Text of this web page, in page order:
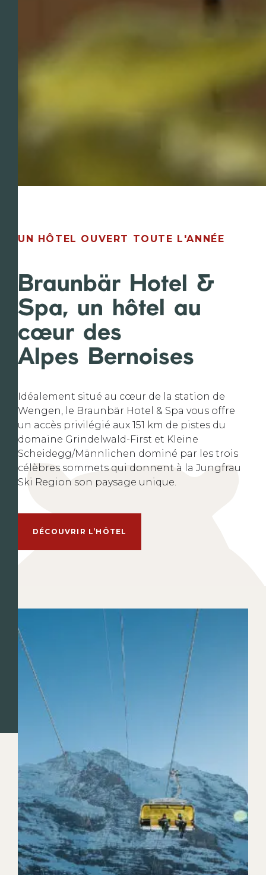
UN HÔTEL OUVERT TOUTE L'ANNÉE
Braunbär Hotel &
Spa, un hôtel au
cœur des
Alpes Bernoises
Idéalement situé au cœur de la station de
Wengen, le Braunbär Hotel & Spa vous offre
un accès privilégié aux 151 km de pistes du
domaine Grindelwald-First et Kleine
Scheidegg/Männlichen dominé par les trois
célèbres sommets qui donnent à la Jungfrau
Ski Region son paysage unique.
DÉCOUVRIR L’HÔTEL